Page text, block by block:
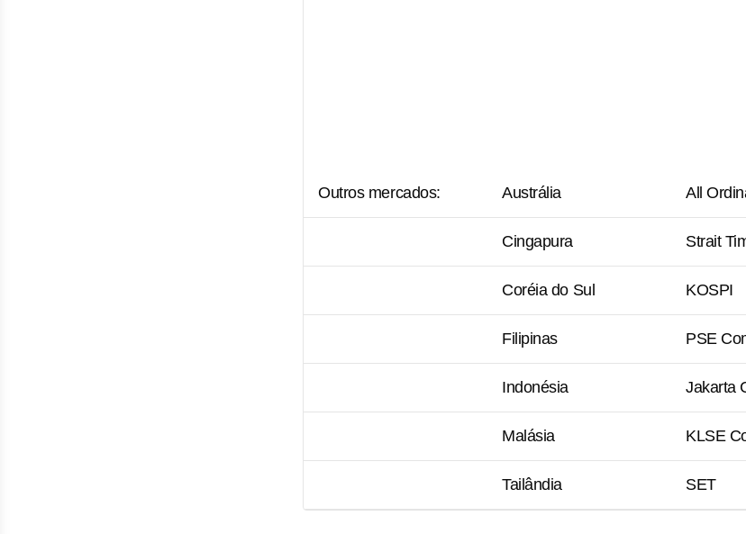
Outros mercados: Austrália All
Cingapura Strait
Coréia do Sul KOSPI
Filipinas PSE
Indonésia Jakarta
Malásia KLSE
Tailândia SET